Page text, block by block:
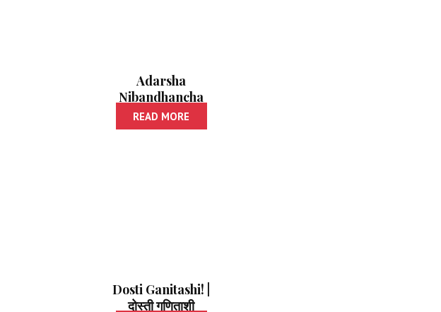
Adarsha
Nibandhancha
Sangraha | आदर्श
निबंधांचा संग्रह
READ MORE
Dosti Ganitashi! |
दोस्ती गणिताशी